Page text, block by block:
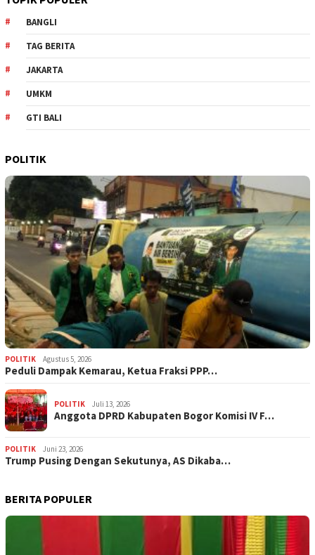
BANGLI
TAG BERITA
JAKARTA
UMKM
GTI BALI
POLITIK
POLITIK Agustus 5, 2026
‎Peduli Dampak Kemarau, Ketua Fraksi PPP…
POLITIK Juli 13, 2026
Anggota DPRD Kabupaten Bogor Komisi IV F…
POLITIK Juni 23, 2026
Trump Pusing Dengan Sekutunya, AS Dikaba…
BERITA POPULER